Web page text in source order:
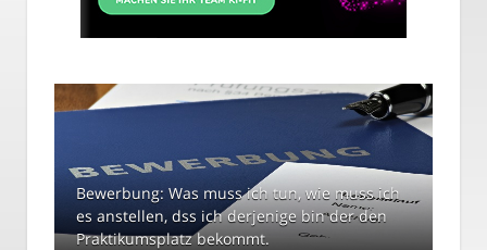
Bewerbung: Was muss ich tun, wie muss ich
es anstellen, dss ich derjenige bin der den
Praktikumsplatz bekommt.